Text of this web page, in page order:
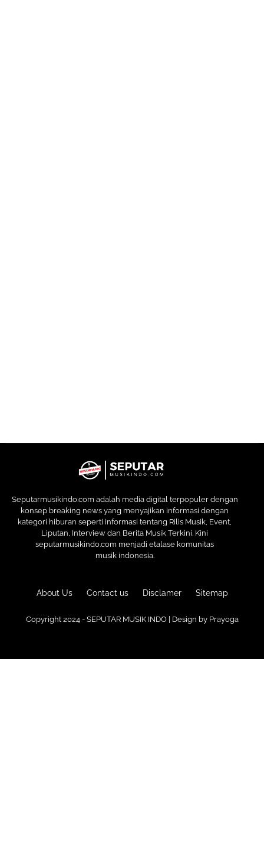
Seputarmusikindo.com adalah media digital terpopuler dengan
konsep breaking news yang menyajikan informasi dengan
kategori hiburan seperti informasi tentang Rilis Musik, Event,
Liputan, Interview dan Berita Musik Terkini. Kini
seputarmusikindo.com menjadi etalase komunitas
musik indonesia.
Copyright 2024 - SEPUTAR MUSIK INDO | Design by Prayoga
About Us Contact us Disclamer Sitemap